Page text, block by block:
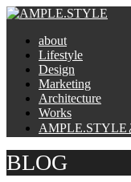
about
Lifestyle
Design
Marketing
Architecture
Works
AMPLE.STYLE
BLOG